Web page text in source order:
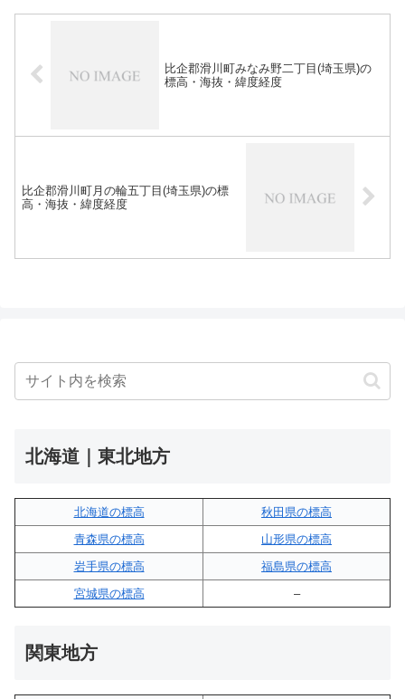
比企郡滑川町みなみ野二丁目(埼玉県)の
標高・海抜・緯度経度
比企郡滑川町月の輪五丁目(埼玉県)の標
高・海抜・緯度経度
北海道｜東北地方
北海道の標高
秋田県の標高
青森県の標高
山形県の標高
岩手県の標高
福島県の標高
宮城県の標高
–
関東地方